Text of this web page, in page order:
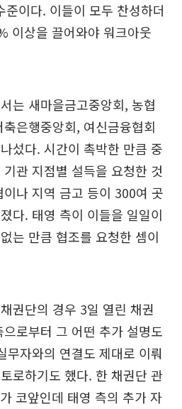
이다. 이들이 모두 찬성하더
이상을 끌어와야 워크아웃
는 새마을금고중앙회, 농협
은행중앙회, 여신금융협회
섰다. 시간이 촉박한 만큼 중
관 지점별 설득을 요청한 것
나 지역 금고 등이 300여 곳
다. 태영 측이 이들을 일일이
는 만큼 협조를 요청한 셈이
권단의 경우 3일 열린 채권
로부터 그 어떤 추가 설명도
무자와의 연결도 제대로 이뤄
로하기도 했다. 한 채권단 관
코앞인데 태영 측의 추가 자